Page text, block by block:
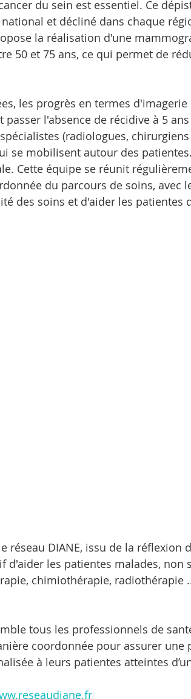
du sein est essentiel. Ce
et décliné dans chaque
la réalisation d'une
50 et 75 ans, ce qui permet de
les progrès en termes
l'absence de récidive à 5
(radiologues,
se mobilisent autour des
Cette équipe se réunit
du parcours de soins, avec
des soins et d'aider les patientes
réseau DIANE, issu de la réflexion
d'aider les patientes malades, non
chimiothérapie, radiothérapie
tous les professionnels de
coordonnée pour assurer une
à leurs patientes atteintes